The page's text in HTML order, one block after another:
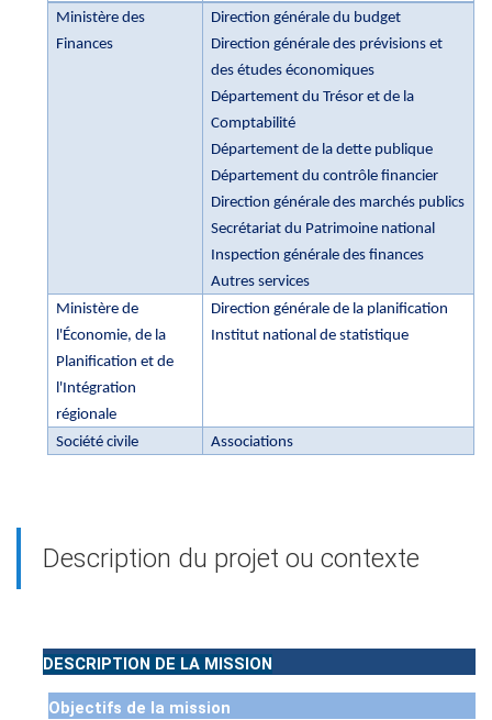
Ministère des
Finances
Direction générale du budget
Direction générale des prévisions et
des études économiques
Département du Trésor et de la
Comptabilité
Département de la dette publique
Département du contrôle financier
Direction générale des marchés publics
Secrétariat du Patrimoine national
Inspection générale des finances
Autres services
Ministère de
l'Économie, de la
Planification et de
l'Intégration
régionale
Direction générale de la planification
Institut national de statistique
Société civile Associations
Description du projet ou contexte
DESCRIPTION DE LA MISSION
Objectifs de la mission